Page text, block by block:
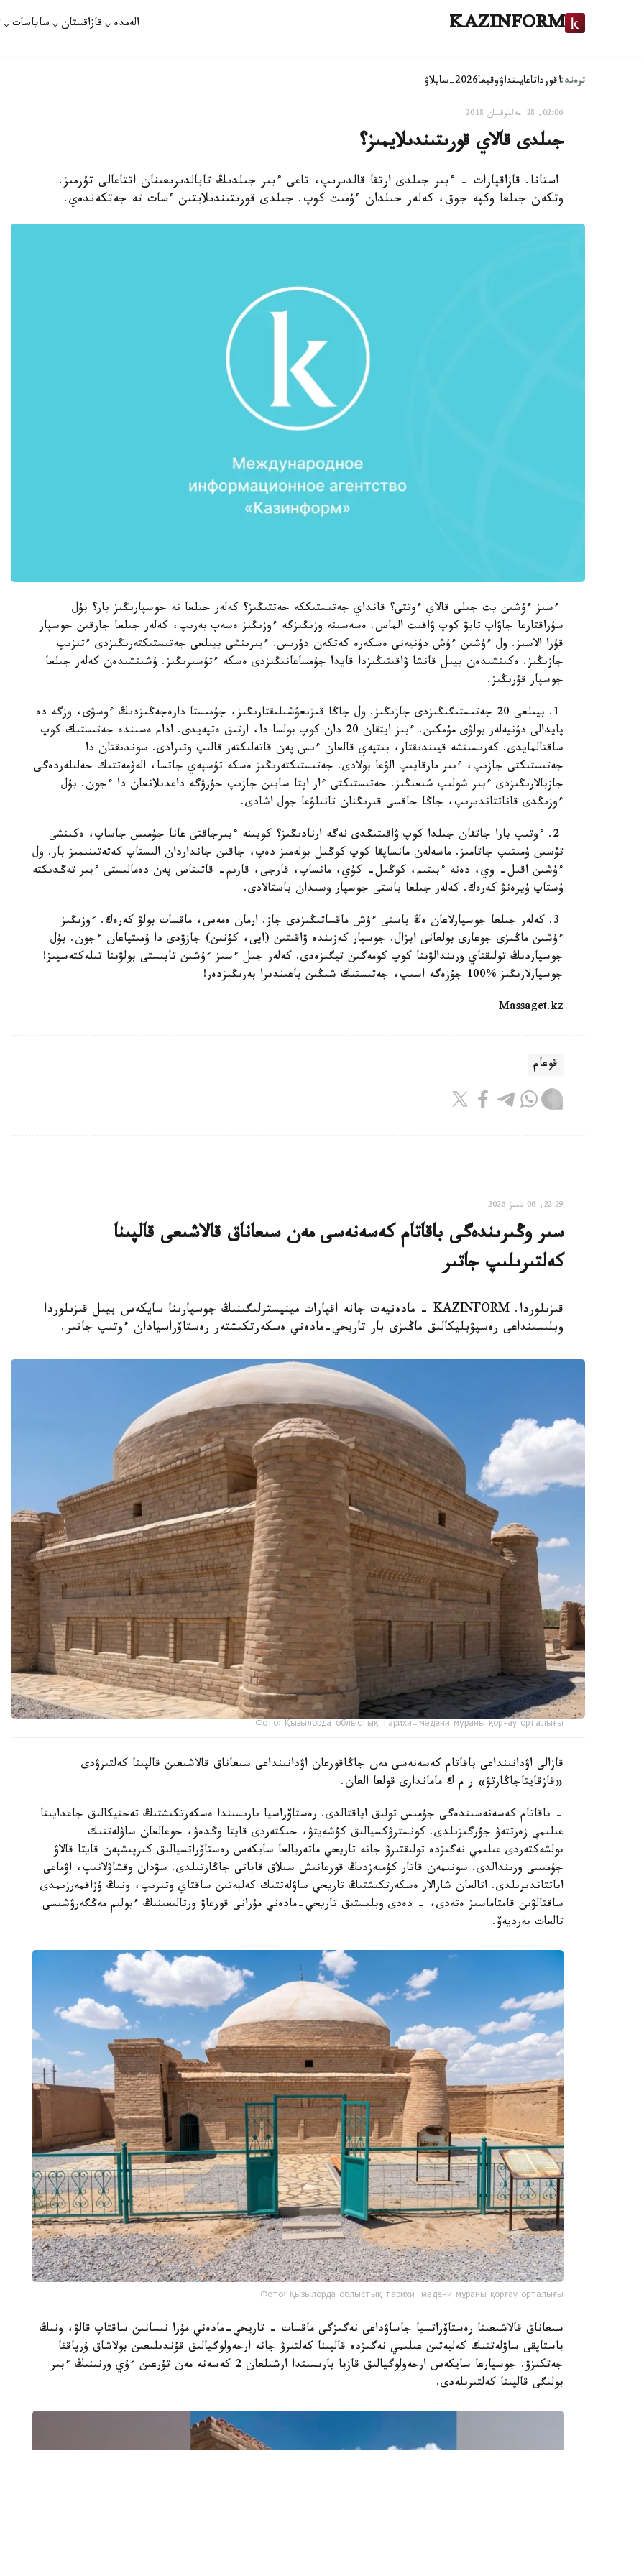
KAZINFORM الەمدە قازاقستان ساياسات
ترەند:اقورداتاعايىنداۋوقيعا2026-سايلاۋ
02:06, 28 جەلتوقسان 2018
جىلدى قالاي قورىتىندىلايمىز؟
استانا. قازاقپارات - ءبىر جىلدى ارتقا قالدىرىپ، تاعى ءبىر جىلدىڭ تابالدىرىعىنان اتتاعالى تۇرمىز.
وتكەن جىلعا وكپە جوق، كەلەر جىلدان ءۇمىت كوپ. جىلدى قورىتىندىلايتىن ءسات تە جەتكەندەي.
ءسىز ءۇشىن يت جىلى قالاي ءوتتى؟ قانداي جەتىستىككە جەتتىڭىز؟ كەلەر جىلعا نە جوسپارىڭىز بار؟ بۇل
سۇراقتارعا جاۋاپ تابۋ كوپ ۋاقىت الماس. ەسەسىنە وزىڭىزگە ءوزىڭىز ەسەپ بەرىپ، كەلەر جىلعا جارقىن جوسپار
قۇرا الاسىز. ول ءۇشىن ءۇش دۇنيەنى ەسكەرە كەتكەن دۇرىس. ءبىرىنشى بيىلعى جەتىستىكتەرىڭىزدى ءتىزىپ
جازىڭىز. ەكىنشىدەن بيىل قانشا ۋاقىتىڭىزدا قايدا جۇمساعانىڭىزدى ەسكە ءتۇسىرىڭىز. ۇشىنشىدەن كەلەر جىلعا
جوسپار قۇرىڭىز.
1. بيىلعى 20 جەتىستىگىڭىزدى جازىڭىز. ول جاڭا قىزىعۋشىلىقتارىڭىز، جۇمىستا دارەجەڭىزدىڭ ءوسۋى، وزگە دە
پايدالى دۇنيەلەر بولۋى مۇمكىن. ءبىز ايتقان 20 دان كوپ بولسا دا، ارتىق ەتپەيدى. ادام ەسىندە جەتىستىك كوپ
ساقتالمايدى. كەرىسىنشە قيىندىقتار، بىتپەي قالعان ءىس پەن قاتەلىكتەر قالىپ وتىرادى. سوندىقتان دا
جەتىستىكتى جازىپ، ءبىر مارقايىپ الۋعا بولادى. جەتىستىكتەرىڭىز ەسكە تۇسپەي جاتسا، الەۋمەتتىك جەلىلەردەگى
جازبالارىڭىزدى ءبىر شولىپ شىعىڭىز. جەتىستىكتى ءار اپتا سايىن جازىپ جۇرۋگە داعدىلانعان دا ءجون. بۇل
ءوزىڭدى قاناتتاندىرىپ، جاڭا جاقسى قىرىڭنان تانىلۋعا جول اشادى.
2. ءوتىپ بارا جاتقان جىلدا كوپ ۋاقىتىڭدى نەگە ارنادىڭىز؟ كوبىنە ءبىرجاقتى عانا جۇمىس جاساپ، ەكىنشى
تۇسىن ۇمىتىپ جاتامىز. ماسەلەن مانساپقا كوپ كوڭىل بولەمىز دەپ، جاقىن جانداردان الىستاپ كەتەتىنىمىز بار. ول
ءۇشىن اقىل- وي، دەنە ءبىتىم، كوڭىل- كۇي، مانساپ، قارجى، قارىم- قاتىناس پەن دەمالىستى ءبىر تەڭدىكتە
ۇستاپ ۇيرەنۋ كەرەك. كەلەر جىلعا باستى جوسپار وسىدان باستالادى.
3. كەلەر جىلعا جوسپارلاعان ەڭ باستى ءۇش ماقساتىڭىزدى جاز. ارمان ەمەس، ماقسات بولۋ كەرەك. ءوزىڭىز
ءۇشىن ماڭىزى جوعارى بولعانى ابزال. جوسپار كەزىندە ۋاقىتىن (ايى، كۇنىن) جازۋدى دا ۇمىتپاعان ءجون. بۇل
جوسپاردىڭ تولىقتاي ورىندالۋىنا كوپ كومەگىن تيگىزەدى. كەلەر جىل ءسىز ءۇشىن تابىستى بولۋىنا تىلەكتەسپىز!
جوسپارلارىڭىز %100 جۇزەگە اسىپ، جەتىستىك شىڭىن باعىندىرا بەرىڭىزدەر!
Massaget.kz
قوعام
22:29, 06 تامىز 2026
سىر وڭىرىندەگى باقاتام كەسەنەسى مەن سىعاناق قالاشىعى قالپىنا
كەلتىرىلىپ جاتىر
قىزىلوردا. KAZINFORM - مادەنيەت جانە اقپارات مينيسترلىگىنىڭ جوسپارىنا سايكەس بيىل قىزىلوردا
وبلىسىنداعى رەسپۋبليكالىق ماڭىزى بار تاريحي-مادەني ەسكەرتكىشتەر رەستاۆراسيادان ءوتىپ جاتىر.
Фото: Қызылорда облыстық тарихи-мәдени мұраны қорғау орталығы
قازالى اۋدانىنداعى باقاتام كەسەنەسى مەن جاڭاقورعان اۋدانىنداعى سىعاناق قالاشىعىن قالپىنا كەلتىرۋدى
«قازقايتاجاڭارتۋ» ر م ك ماماندارى قولعا العان.
- باقاتام كەسەنەسىندەگى جۇمىس تولىق اياقتالدى. رەستاۆراسيا بارىسىندا ەسكەرتكىشتىڭ تەحنيكالىق جاعدايىنا
عىلىمي زەرتتەۋ جۇرگىزىلدى. كونسترۋكسيالىق كۇشەيتۋ، جىكتەردى قايتا وڭدەۋ، جوعالعان ساۋلەتتىك
بولشەكتەردى عىلىمي نەگىزدە تولىقتىرۋ جانە تاريحي ماتەريالعا سايكەس رەستاۆراتسيالىق كىرپىشپەن قايتا قالاۋ
جۇمىسى ورىندالدى. سونىمەن قاتار كۇمبەزدىڭ قورعانىش سىلاق قاباتى جاڭارتىلدى. سۋدان وقشاۋلانىپ، اۋماعى
اباتتاندىرىلدى. اتالعان شارالار ەسكەرتكىشتىڭ تاريحي ساۋلەتتىك كەلبەتىن ساقتاي وتىرىپ، ونىڭ ۇزاقمەرزىمدى
ساقتالۋىن قامتاماسىز ەتەدى، - دەدى وبلىستىق تاريحي-مادەني مۇرانى قورعاۋ ورتالىعىنىڭ ءبولىم مەڭگەرۋشىسى
تالعات بەرديەۆ.
Фото: Қызылорда облыстық тарихи-мәдени мұраны қорғау орталығы
سىعاناق قالاشىعىنا رەستاۆراتسيا جاساۋداعى نەگىزگى ماقسات - تاريحي-مادەني مۇرا نىسانىن ساقتاپ قالۋ، ونىڭ
باستاپقى ساۋلەتتىك كەلبەتىن عىلىمي نەگىزدە قالپىنا كەلتىرۋ جانە ارحەولوگيالىق قۇندىلىعىن بولاشاق ۇرپاققا
جەتكىزۋ. جوسپارعا سايكەس ارحەولوگيالىق قازبا بارىسىندا ارشىلعان 2 كەسەنە مەن تۇرعىن ءۇي ورنىنىڭ ءبىر
بولىگى قالپىنا كەلتىرىلەدى.